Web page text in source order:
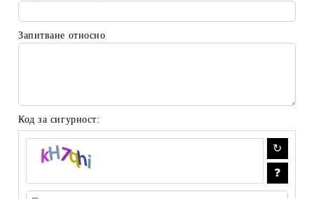
Запитване относно
Код за сигурност: